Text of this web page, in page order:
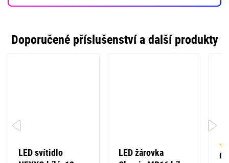
Doporučené příslušenství a další produkty
LED svítidlo
LED žárovka